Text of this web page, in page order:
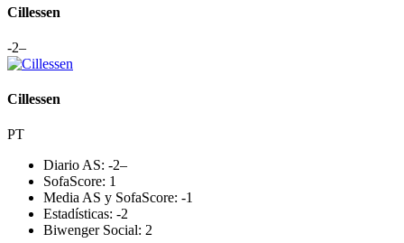
Cillessen
-2–
Cillessen
PT
Diario AS: -2–
SofaScore: 1
Media AS y SofaScore: -1
Estadísticas: -2
Biwenger Social: 2